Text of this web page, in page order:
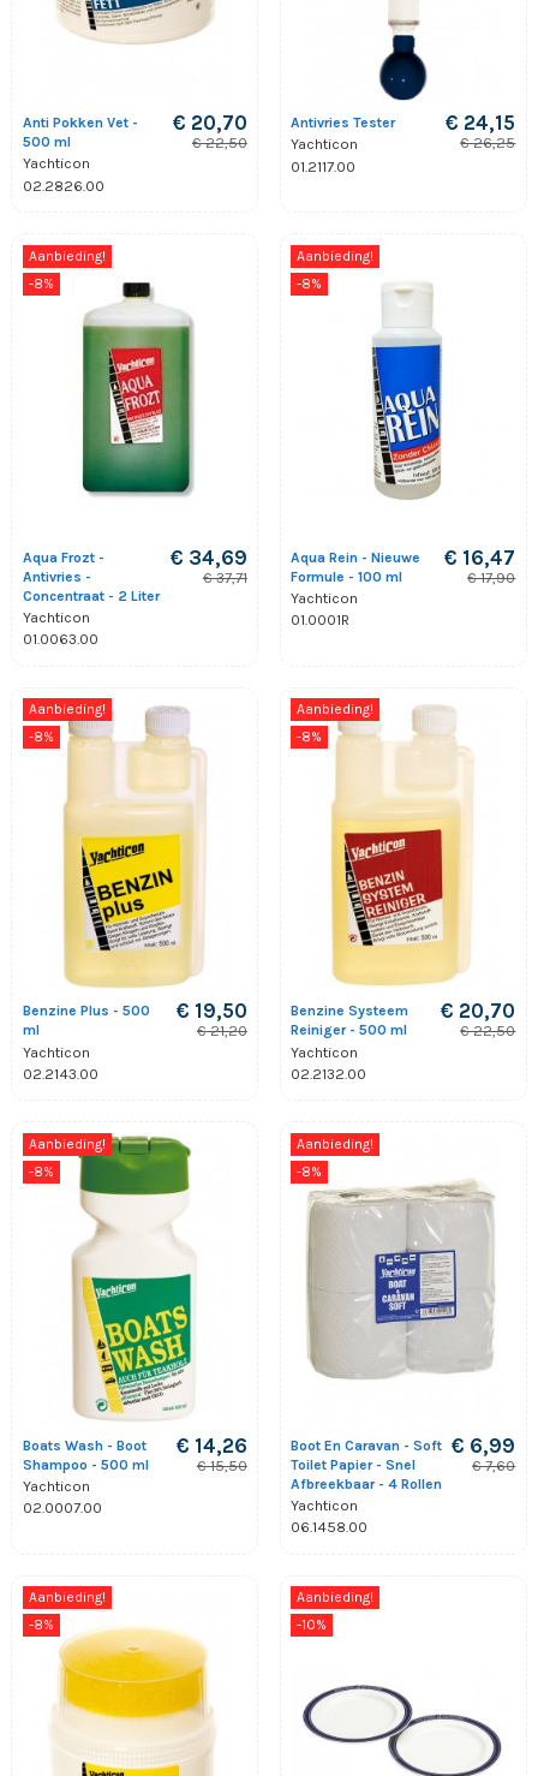
Anti Pokken Vet -
500 ml
Yachticon
02.2826.00
€ 20,70
€ 22,50
Antivries Tester
Yachticon
01.2117.00
€ 24,15
€ 26,25
Aanbieding!
-8%
Aqua Frozt -
Antivries -
Concentraat - 2 Liter
Yachticon
01.0063.00
€ 34,69
€ 37,71
Aanbieding!
-8%
Aqua Rein - Nieuwe
Formule - 100 ml
Yachticon
01.0001R
€ 16,47
€ 17,90
Aanbieding!
-8%
Benzine Plus - 500
ml
Yachticon
02.2143.00
€ 19,50
€ 21,20
Aanbieding!
-8%
Benzine Systeem
Reiniger - 500 ml
Yachticon
02.2132.00
€ 20,70
€ 22,50
Aanbieding!
-8%
Boats Wash - Boot
Shampoo - 500 ml
Yachticon
02.0007.00
€ 14,26
€ 15,50
Aanbieding!
-8%
Boot En Caravan - Soft
Toilet Papier - Snel
Afbreekbaar - 4 Rollen
Yachticon
06.1458.00
€ 6,99
€ 7,60
Aanbieding!
-8%
Aanbieding!
-10%